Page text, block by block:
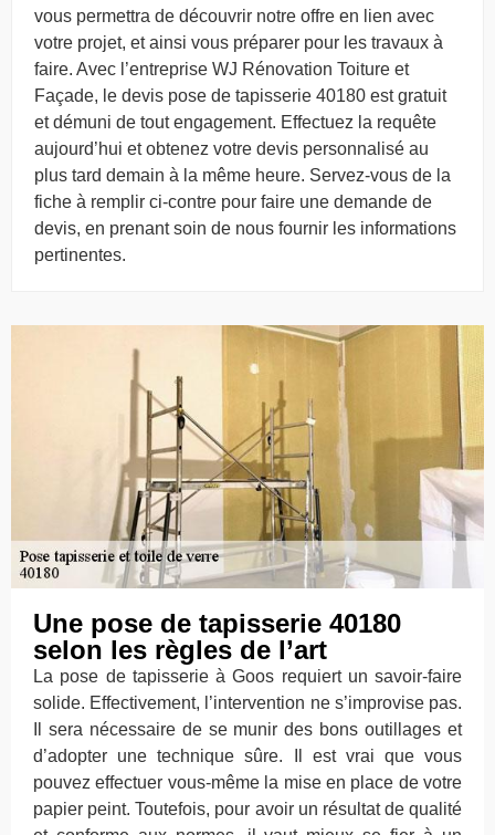
vous permettra de découvrir notre offre en lien avec
votre projet, et ainsi vous préparer pour les travaux à
faire. Avec l’entreprise WJ Rénovation Toiture et
Façade, le devis pose de tapisserie 40180 est gratuit
et démuni de tout engagement. Effectuez la requête
aujourd’hui et obtenez votre devis personnalisé au
plus tard demain à la même heure. Servez-vous de la
fiche à remplir ci-contre pour faire une demande de
devis, en prenant soin de nous fournir les informations
pertinentes.
Une pose de tapisserie 40180
selon les règles de l’art
La pose de tapisserie à Goos requiert un savoir-faire
solide. Effectivement, l’intervention ne s’improvise pas.
Il sera nécessaire de se munir des bons outillages et
d’adopter une technique sûre. Il est vrai que vous
pouvez effectuer vous-même la mise en place de votre
papier peint. Toutefois, pour avoir un résultat de qualité